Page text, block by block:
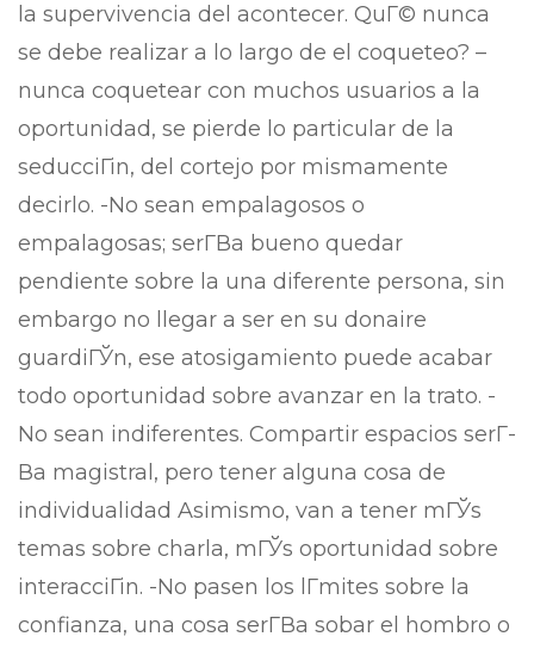
la supervivencia del acontecer. QuГ© nunca
se debe realizar a lo largo de el coqueteo? –
nunca coquetear con muchos usuarios a la
oportunidad, se pierde lo particular de la
seducciГіn, del cortejo por mismamente
decirlo. -No sean empalagosos o
empalagosas; serГ­В­a bueno quedar
pendiente sobre la una diferente persona, sin
embargo no llegar a ser en su donaire
guardiГЎn, ese atosigamiento puede acabar
todo oportunidad sobre avanzar en la trato. -
No sean indiferentes. Compartir espacios serГ­
В­a magistral, pero tener alguna cosa de
individualidad Asimismo, van a tener mГЎs
temas sobre charla, mГЎs oportunidad sobre
interacciГіn. -No pasen los lГ­mites sobre la
confianza, una cosa serГ­В­a sobar el hombro o